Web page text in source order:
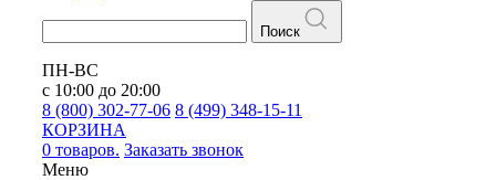
Поиск
ПН-ВС
с 10:00 до 20:00
8 (800) 302-77-06 8 (499) 348-15-11
КОРЗИНА
0 товаров. Заказать звонок
Меню